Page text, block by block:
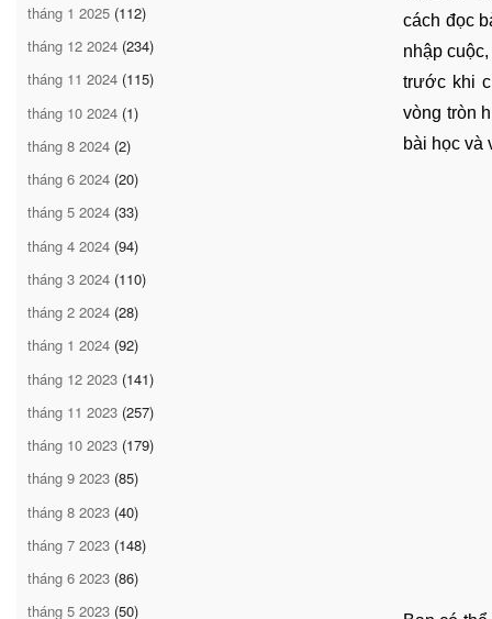
tháng 1 2025 (112)
tháng 12 2024 (234)
tháng 11 2024 (115)
tháng 10 2024 (1)
tháng 8 2024 (2)
tháng 6 2024 (20)
tháng 5 2024 (33)
tháng 4 2024 (94)
tháng 3 2024 (110)
tháng 2 2024 (28)
tháng 1 2024 (92)
tháng 12 2023 (141)
tháng 11 2023 (257)
tháng 10 2023 (179)
tháng 9 2023 (85)
tháng 8 2023 (40)
tháng 7 2023 (148)
tháng 6 2023 (86)
tháng 5 2023 (50)
cách đọc
nhập
trước khi
vòng tròn
bài học và